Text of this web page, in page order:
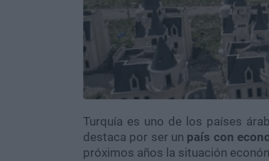
Turquía es uno de los países
destaca por ser un país con
próximos años la situación